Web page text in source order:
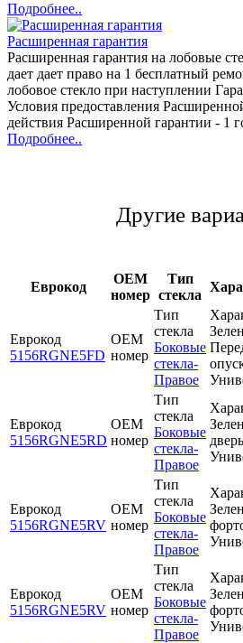
Подробнее..
Расширенная гарантия
Расширенная гарантия на лобовые
дает дает право на 1 бесплатный
лобовое стекло при наступлении
Условия предоставления
действия Расширенной гарантии - 1
Подробнее..
Другие
Еврокод
OEM
номер
Тип
стекла
Еврокод
5156RGNE5FD
OEM
номер
Тип
стекла
Боковые
стекла-
Правое
Еврокод
5156RGNE5RD
OEM
номер
Тип
стекла
Боковые
стекла-
Правое
Еврокод
5156RGNE5RV
OEM
номер
Тип
стекла
Боковые
стекла-
Правое
Еврокод
5156RGNE5RV
OEM
номер
Тип
стекла
Боковые
стекла-
Правое